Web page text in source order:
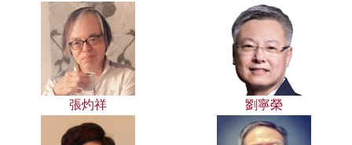
張灼祥 劉寧榮